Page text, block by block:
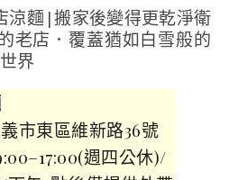
市東區維新路36號
週四公休)/